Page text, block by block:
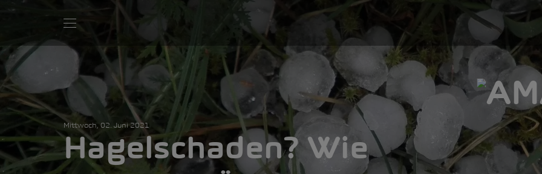
Mittwoch, 02. Juni 2021
Hagelschaden? Wie